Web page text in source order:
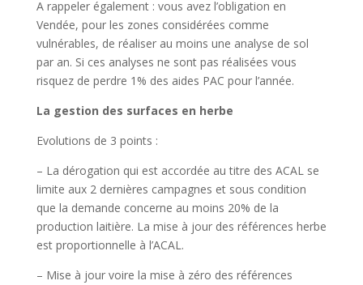
A rappeler également : vous avez l’obligation en
Vendée, pour les zones considérées comme
vulnérables, de réaliser au moins une analyse de sol
par an. Si ces analyses ne sont pas réalisées vous
risquez de perdre 1% des aides PAC pour l’année.
La gestion des surfaces en herbe
Evolutions de 3 points :
– La dérogation qui est accordée au titre des ACAL se
limite aux 2 dernières campagnes et sous condition
que la demande concerne au moins 20% de la
production laitière. La mise à jour des références herbe
est proportionnelle à l’ACAL.
– Mise à jour voire la mise à zéro des références